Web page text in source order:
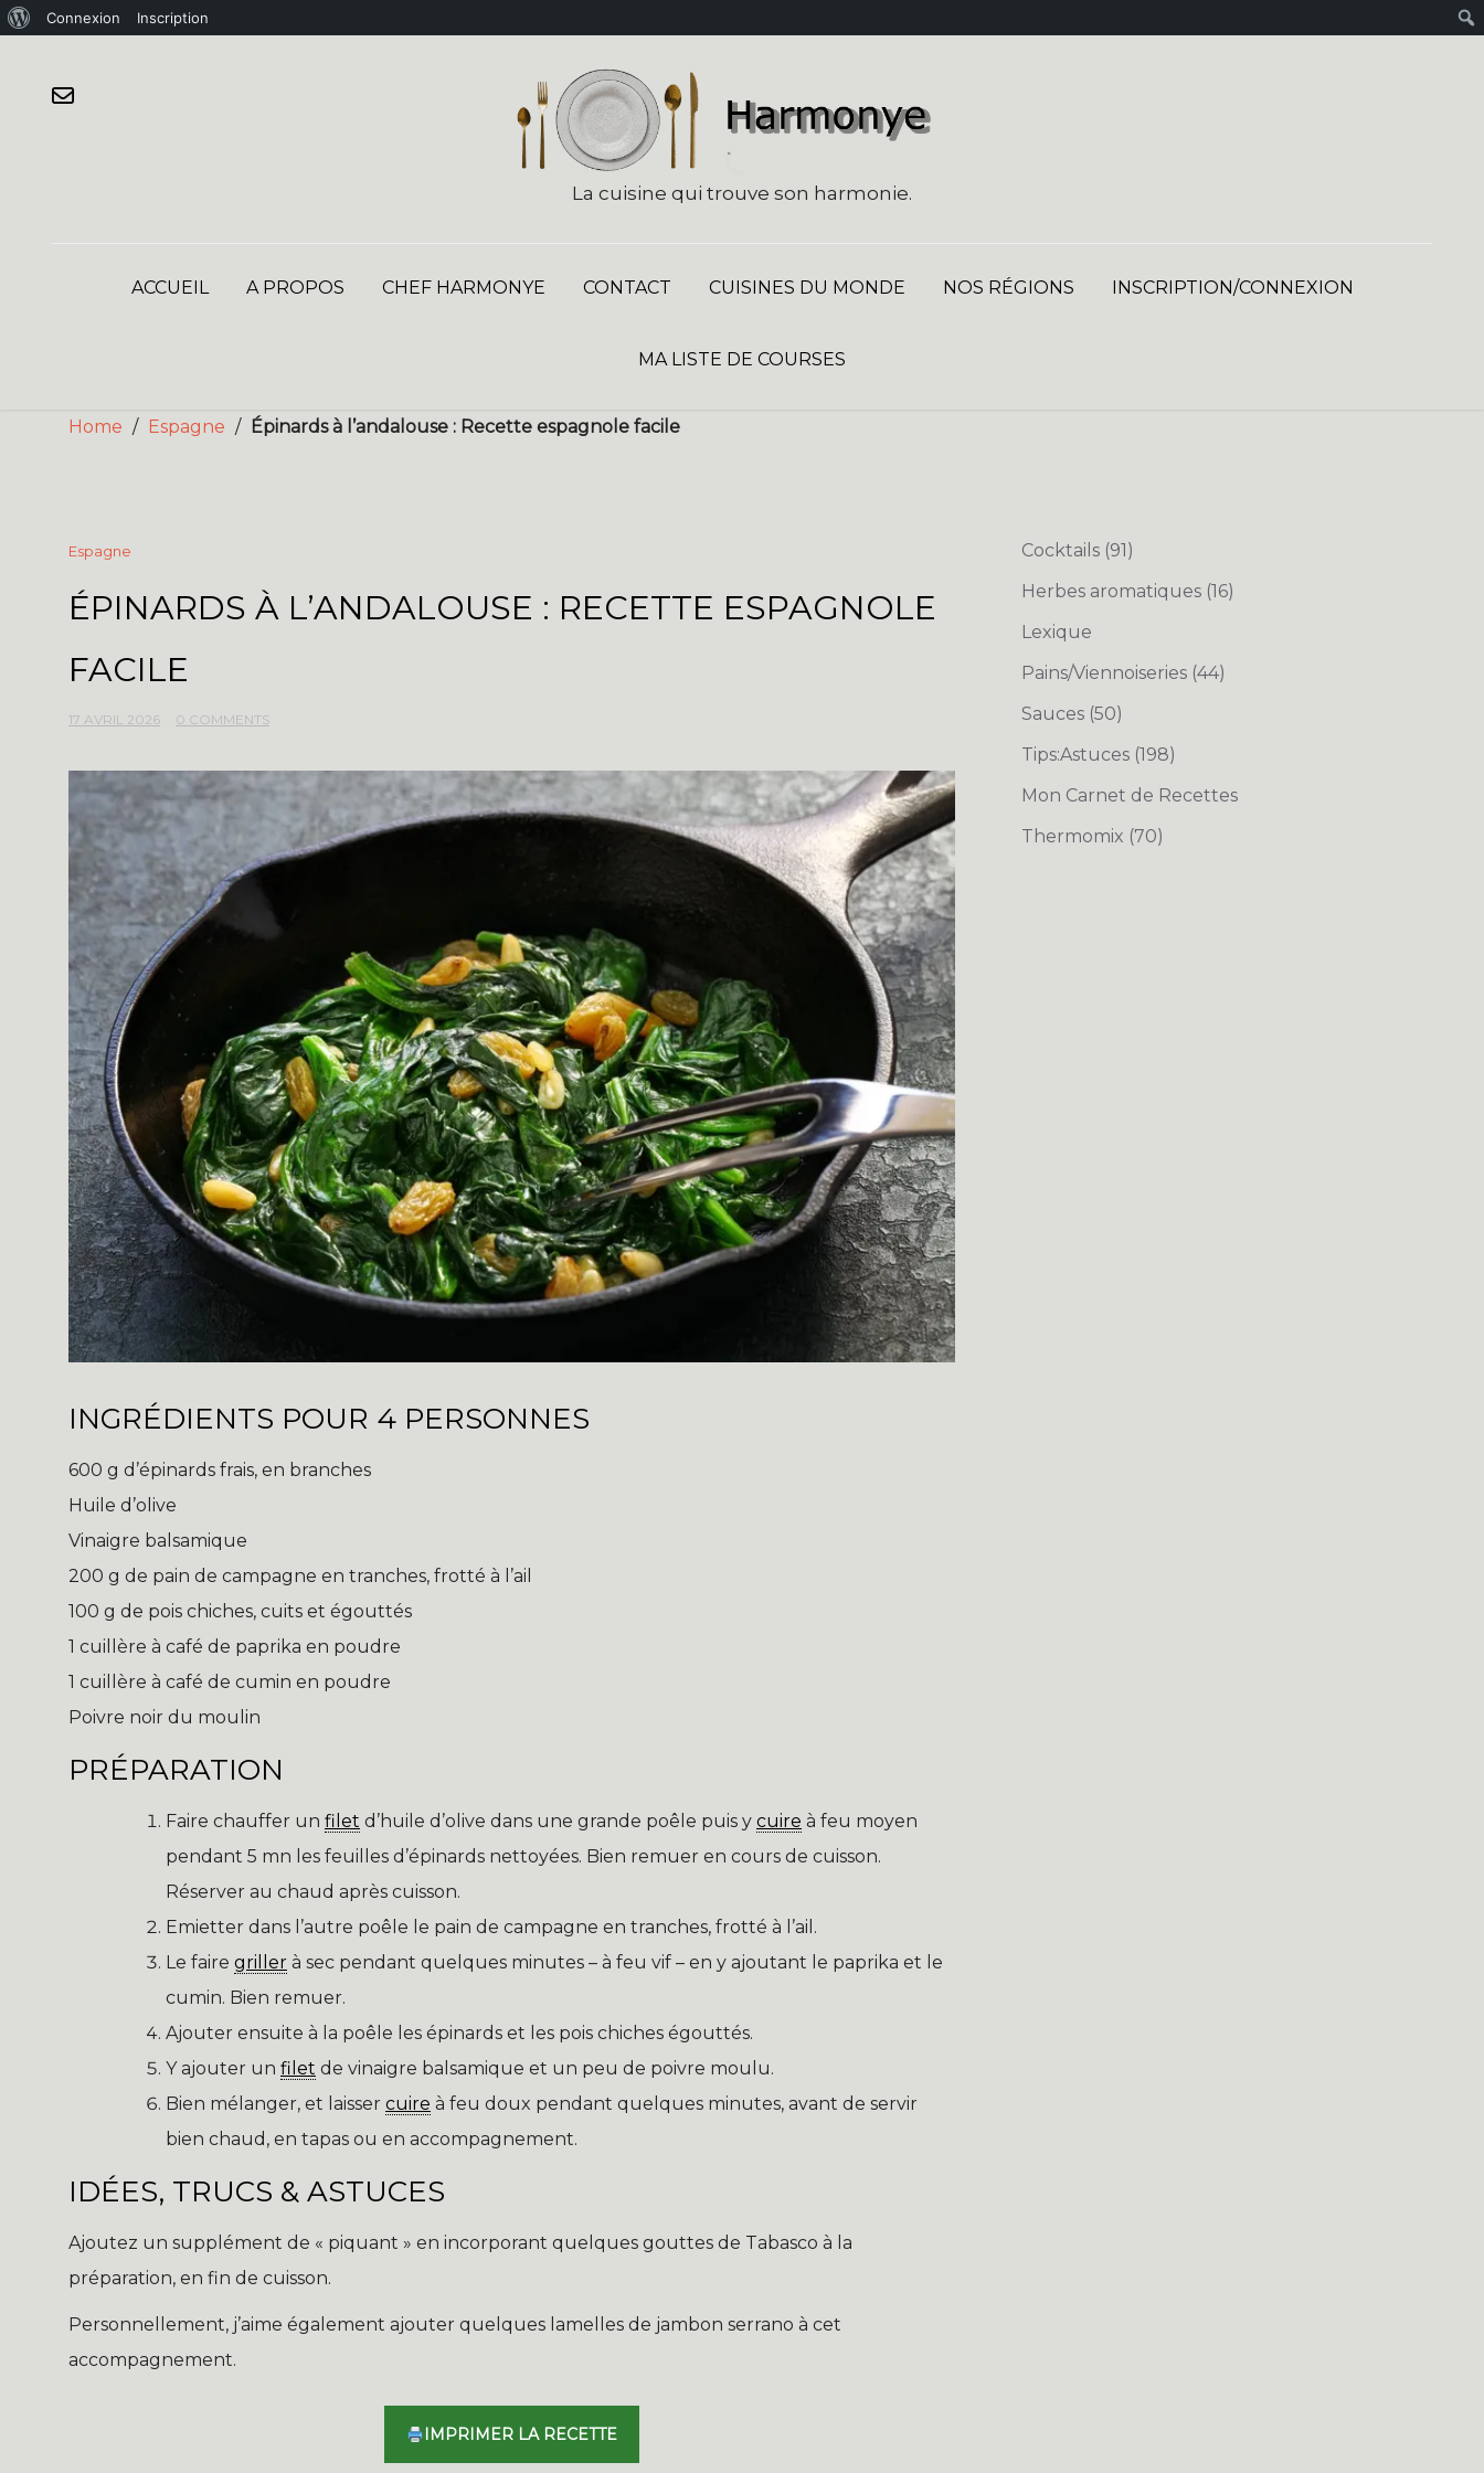
Connexion Inscription
La cuisine qui trouve son harmonie.
ACCUEIL A PROPOS CHEF HARMONYE CONTACT CUISINES DU MONDE NOS RÉGIONS INSCRIPTION/CONNEXION
MA LISTE DE COURSES
Home / Espagne / Épinards à l’andalouse : Recette espagnole facile
Espagne
ÉPINARDS À L’ANDALOUSE : RECETTE ESPAGNOLE
FACILE
17 AVRIL 2026 0 COMMENTS
INGRÉDIENTS POUR 4 PERSONNES
600 g d’épinards frais, en branches
Huile d’olive
Vinaigre balsamique
200 g de pain de campagne en tranches, frotté à l’ail
100 g de pois chiches, cuits et égouttés
1 cuillère à café de paprika en poudre
1 cuillère à café de cumin en poudre
Poivre noir du moulin
PRÉPARATION
Faire chauffer un filet d’huile d’olive dans une grande poêle puis y cuire à feu moyen
pendant 5 mn les feuilles d’épinards nettoyées. Bien remuer en cours de cuisson.
Réserver au chaud après cuisson.
Emietter dans l’autre poêle le pain de campagne en tranches, frotté à l’ail.
Le faire griller à sec pendant quelques minutes – à feu vif – en y ajoutant le paprika et le
cumin. Bien remuer.
Ajouter ensuite à la poêle les épinards et les pois chiches égouttés.
Y ajouter un filet de vinaigre balsamique et un peu de poivre moulu.
Bien mélanger, et laisser cuire à feu doux pendant quelques minutes, avant de servir
bien chaud, en tapas ou en accompagnement.
IDÉES, TRUCS & ASTUCES
Ajoutez un supplément de « piquant » en incorporant quelques gouttes de Tabasco à la
préparation, en fin de cuisson.
Personnellement, j’aime également ajouter quelques lamelles de jambon serrano à cet
accompagnement.
IMPRIMER LA RECETTE
Cocktails (91)
Herbes aromatiques (16)
Lexique
Pains/Viennoiseries (44)
Sauces (50)
Tips:Astuces (198)
Mon Carnet de Recettes
Thermomix (70)